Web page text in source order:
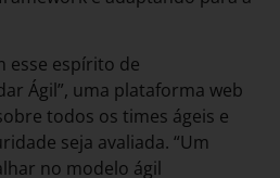
esse espírito de
Ágil”, uma plataforma web
todos os times ágeis e
seja avaliada. “Um
no modelo ágil